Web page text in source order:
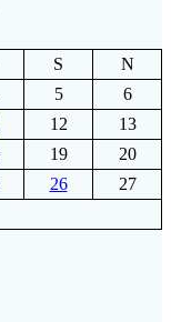
S
N
5
6
12
13
19
20
26
27